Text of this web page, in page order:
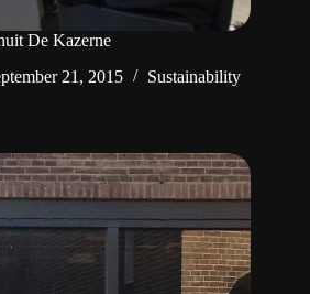
De Kazerne
21, 2015 Sustainability